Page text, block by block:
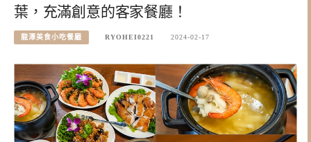
葉，充滿創意的客家餐廳！
龍潭美食小吃餐廳 RYOHEI0221 2024-02-17